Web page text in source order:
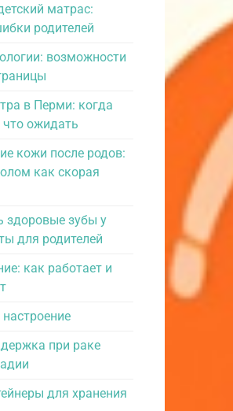
матрас:
родителей
возможности
в Перми: когда
ожидать
кожи после родов:
как скорая
здоровые зубы у
для родителей
как работает и
при раке
для хранения